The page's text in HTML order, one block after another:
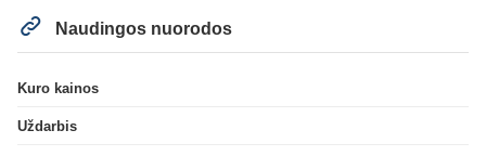
Naudingos nuorodos
Kuro kainos
Uždarbis